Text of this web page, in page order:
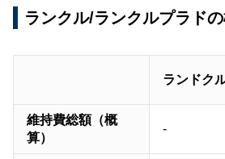
ランクル/ランクルプラド
ランドク
維持費総額（概
算）
-